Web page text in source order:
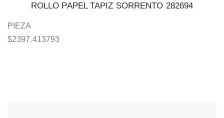
ROLLO PAPEL TAPIZ SORRENTO 282694
PIEZA
$2397.413793